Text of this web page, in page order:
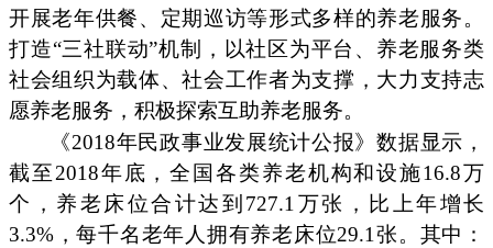
开展老年供餐、定期巡访等形式多样的养老服务。
打造“三社联动”机制，以社区为平台、养老服务类
社会组织为载体、社会工作者为支撑，大力支持志
愿养老服务，积极探索互助养老服务。
《2018年民政事业发展统计公报》数据显示，
截至2018年底，全国各类养老机构和设施16.8万
个，养老床位合计达到727.1万张，比上年增长
3.3%，每千名老年人拥有养老床位29.1张。其中：